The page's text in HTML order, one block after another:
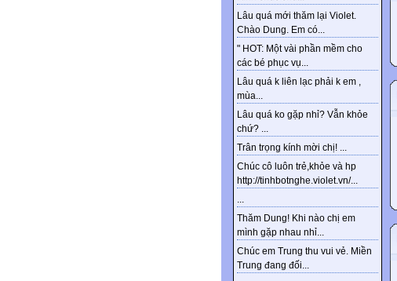
Lâu quá mới thăm lại Violet.
Chào Dung. Em có...
" HOT: Một vài phần mềm cho
các bé phục vụ...
Lâu quá k liên lạc phải k em ,
mùa...
Lâu quá ko gặp nhỉ? Vẫn khỏe
chứ? ...
Trân trọng kính mời chị! ...
Chúc cô luôn trẻ,khỏe và hp
http://tinhbotnghe.violet.vn/...
...
Thăm Dung! Khi nào chị em
mình gặp nhau nhỉ...
Chúc em Trung thu vui vẻ. Miền
Trung đang đối...